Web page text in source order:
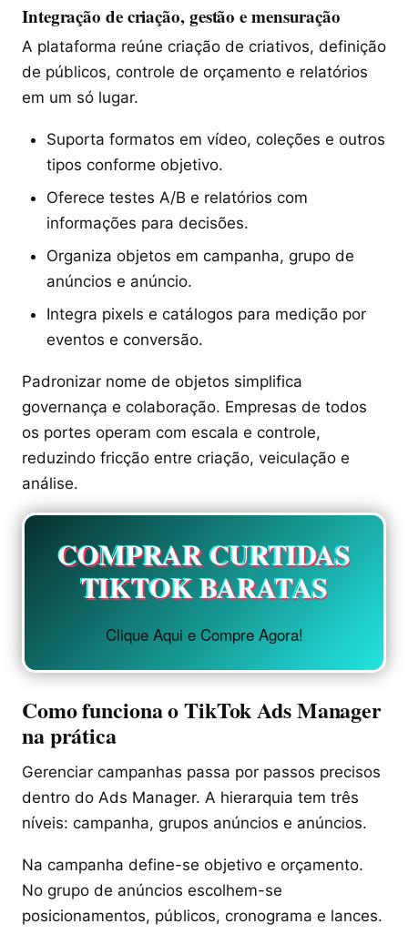
Integração de criação, gestão e mensuração
A plataforma reúne criação de criativos, definição
de públicos, controle de orçamento e relatórios
em um só lugar.
Suporta formatos em vídeo, coleções e outros
tipos conforme objetivo.
Oferece testes A/B e relatórios com
informações para decisões.
Organiza objetos em campanha, grupo de
anúncios e anúncio.
Integra pixels e catálogos para medição por
eventos e conversão.
Padronizar nome de objetos simplifica
governança e colaboração. Empresas de todos
os portes operam com escala e controle,
reduzindo fricção entre criação, veiculação e
análise.
COMPRAR CURTIDAS
TIKTOK BARATAS
Clique Aqui e Compre Agora!
Como funciona o TikTok Ads Manager
na prática
Gerenciar campanhas passa por passos precisos
dentro do Ads Manager. A hierarquia tem três
níveis: campanha, grupos anúncios e anúncios.
Na campanha define-se objetivo e orçamento.
No grupo de anúncios escolhem-se
posicionamentos, públicos, cronograma e lances.